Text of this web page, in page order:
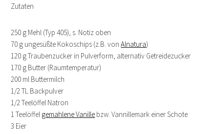
Zutaten
250 g Mehl (Typ 405), s. Notiz oben
70 g ungesüßte Kokoschips (z.B. vonAlnatura)
120 g Traubenzucker in Pulverform, alternativ Getreidezucker
170 g Butter (Raumtemperatur)
200 ml Buttermilch
1/2 TL Backpulver
1/2 Teelöffel Natron
1 Teelöffel gemahlene Vanille bzw. Vannillemark einer Schote
3 Eier